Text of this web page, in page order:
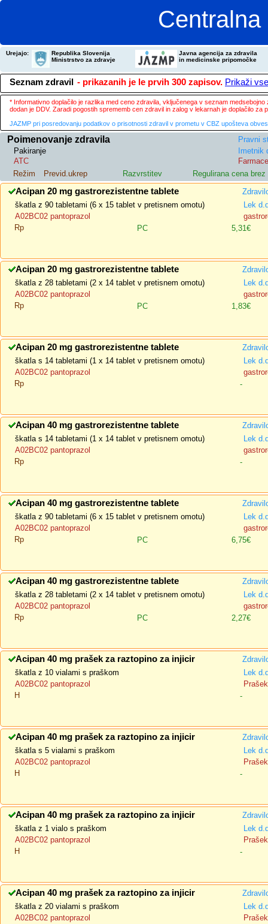
Urejajo:
Republika Slovenija
Ministrstvo za zdravje
Javna agencija za zdravila
in medicinske pripomočke
Seznam zdravil - prikazanih je le prvih 300 zapisov. Prikaži vse
* Informativno doplačilo je razlika med ceno zdravila, vključenega v seznam
dodan je DDV. Zaradi pogostih sprememb cen zdravil in zalog v lekarnah je doplačilo
JAZMP pri posredovanju podatkov o prisotnosti zdravil v prometu v CBZ upošteva
Poimenovanje zdravila
Pravni
Pakiranje
Imetnik
ATC
Režim
Previd.ukrep Razvrstitev Regulirana cena brez
Acipan 20 mg gastrorezistentne tablete
škatla z 90 tabletami (6 x 15 tablet v pretisnem omotu)
Lek
A02BC02 pantoprazol
Rp
PC 5,31€
Acipan 20 mg gastrorezistentne tablete
škatla z 28 tabletami (2 x 14 tablet v pretisnem omotu)
Lek
A02BC02 pantoprazol
Rp
PC 1,83€
Acipan 20 mg gastrorezistentne tablete
škatla s 14 tabletami (1 x 14 tablet v pretisnem omotu)
Lek
A02BC02 pantoprazol
Rp
-
Acipan 40 mg gastrorezistentne tablete
škatla s 14 tabletami (1 x 14 tablet v pretisnem omotu)
Lek
A02BC02 pantoprazol
Rp
-
Acipan 40 mg gastrorezistentne tablete
škatla z 90 tabletami (6 x 15 tablet v pretisnem omotu)
Lek
A02BC02 pantoprazol
Rp
PC 6,75€
Acipan 40 mg gastrorezistentne tablete
škatla z 28 tabletami (2 x 14 tablet v pretisnem omotu)
Lek
A02BC02 pantoprazol
Rp
PC 2,27€
Acipan 40 mg prašek za raztopino za injicir
škatla z 10 vialami s praškom
Lek
A02BC02 pantoprazol
H
-
Acipan 40 mg prašek za raztopino za injicir
škatla s 5 vialami s praškom
Lek
A02BC02 pantoprazol
H
-
Acipan 40 mg prašek za raztopino za injicir
škatla z 1 vialo s praškom
Lek
A02BC02 pantoprazol
H
-
Acipan 40 mg prašek za raztopino za injicir
škatla z 20 vialami s praškom
Lek
A02BC02 pantoprazol